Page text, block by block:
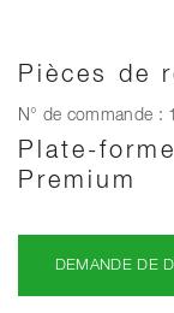
Pièces de
N° de commande :
Plate-
Premium
DEMANDE DE